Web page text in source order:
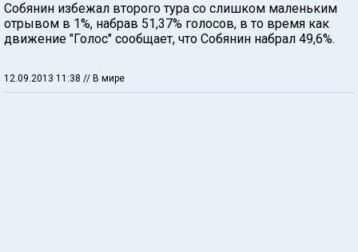
Собянин избежал второго тура со слишком маленьким
отрывом в 1%, набрав 51,37% голосов, в то время как
движение "Голос" сообщает, что Собянин набрал 49,6%.
12.09.2013 11:38 // В мире